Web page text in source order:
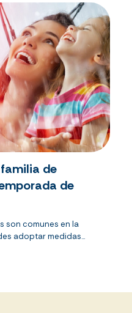
de
de
son comunes en la
adoptar medidas...